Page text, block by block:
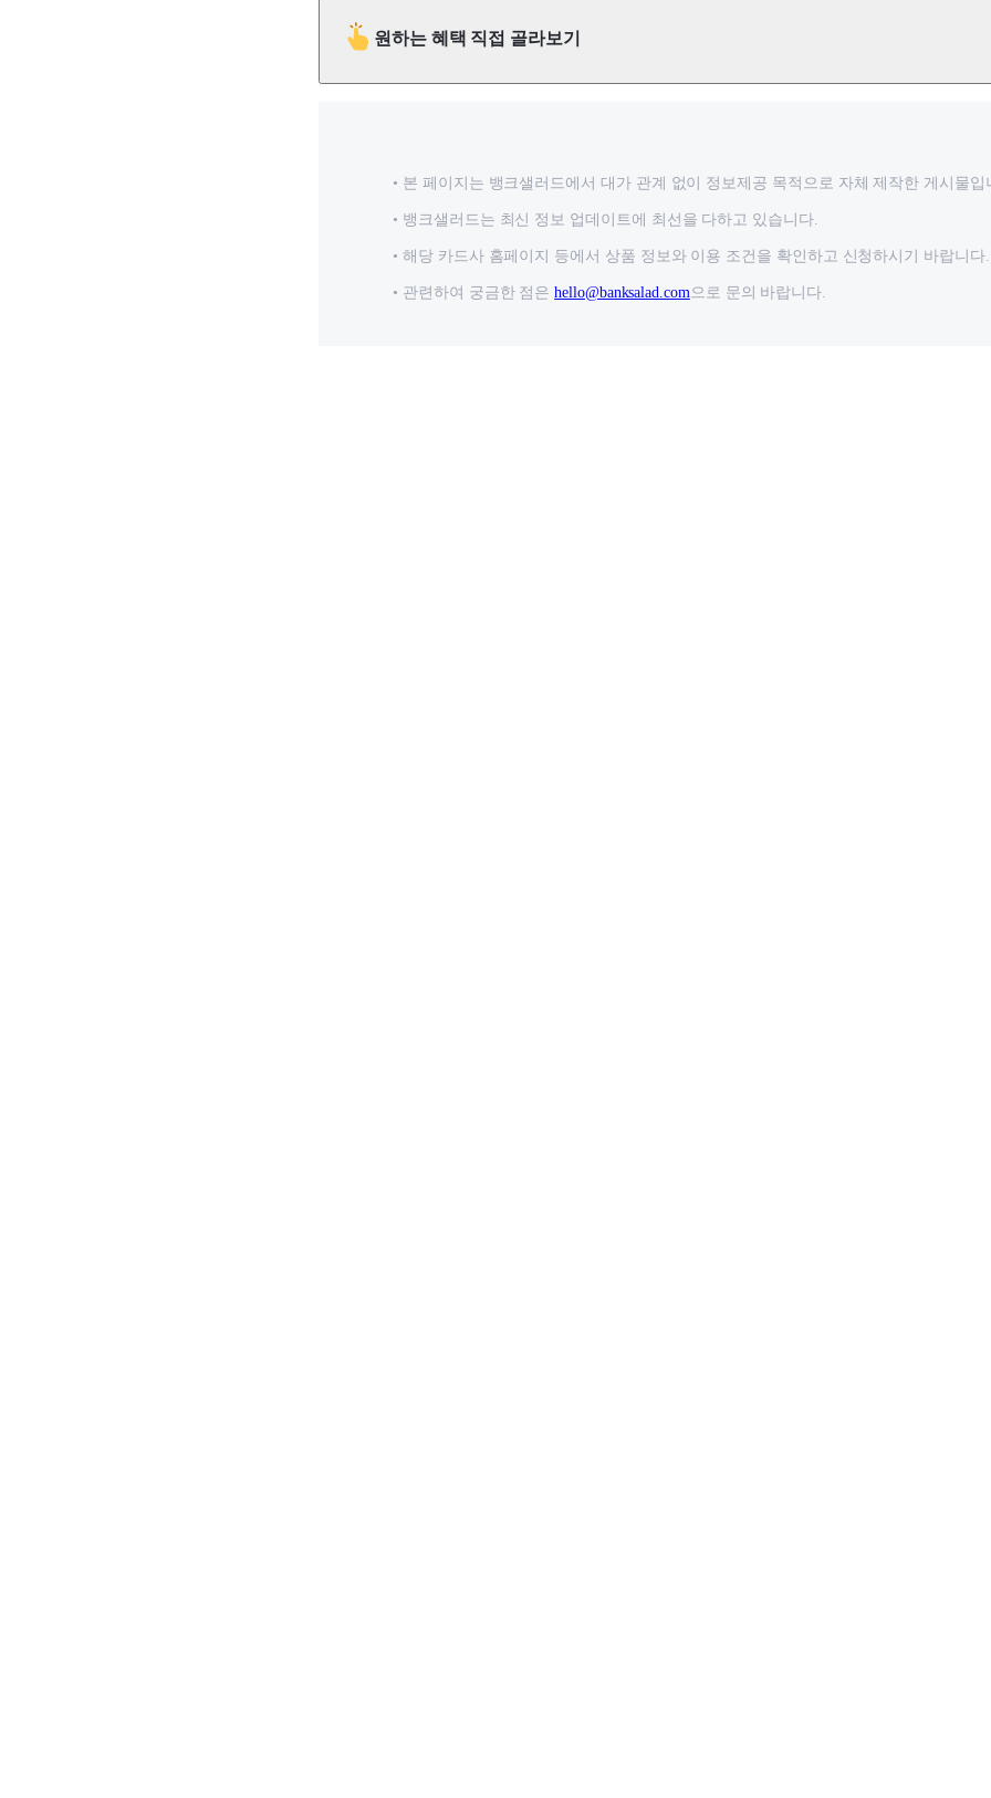
원하는 혜택 직접 골라보기
본 페이지는 뱅크샐러드에서 대가 관계 없이 정보제공 목적으로 자체 제작한 게시물입
뱅크샐러드는 최신 정보 업데이트에 최선을 다하고 있습니다.
해당 카드사 홈페이지 등에서 상품 정보와 이용 조건을 확인하고 신청하시기 바랍니다.
관련하여 궁금한 점은 hello@banksalad.com으로 문의 바랍니다.